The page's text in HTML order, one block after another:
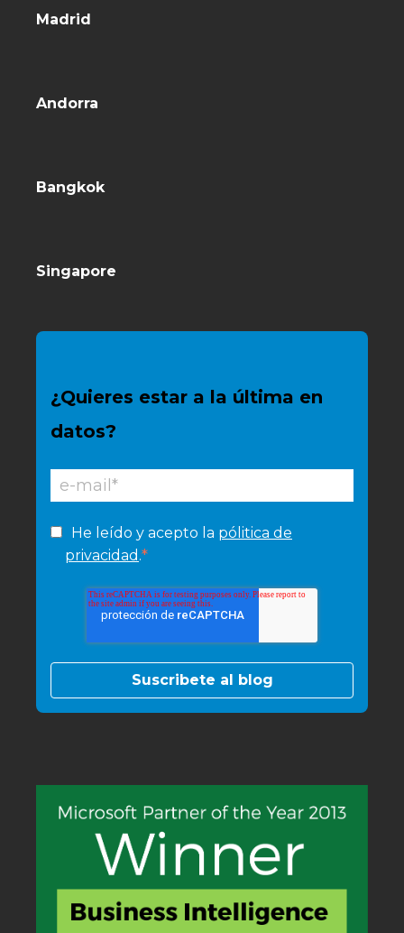
Madrid
Andorra
Bangkok
Singapore
¿Quieres estar a la última en
datos?
He leído y acepto la pólitica de
privacidad .*